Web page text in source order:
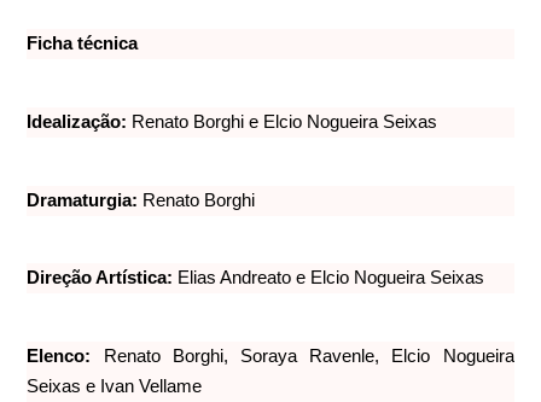
Ficha técnica
Idealização: Renato Borghi e Elcio Nogueira Seixas
Dramaturgia: Renato Borghi
Direção Artística: Elias Andreato e Elcio Nogueira Seixas
Elenco: Renato Borghi, Soraya Ravenle, Elcio Nogueira
Seixas e Ivan Vellame